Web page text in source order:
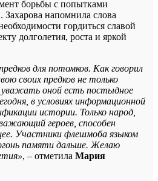
борьбы с попытками
напомнила слова
гордиться славой
долголетия, роста и яркой
для потомков. Как говорил
своих предков не только
оной есть постыдное
в условиях информационной
истории. Только народ,
героев, способен
Участники флешмоба языком
памяти дальше. Желаю
, – отметила Мария